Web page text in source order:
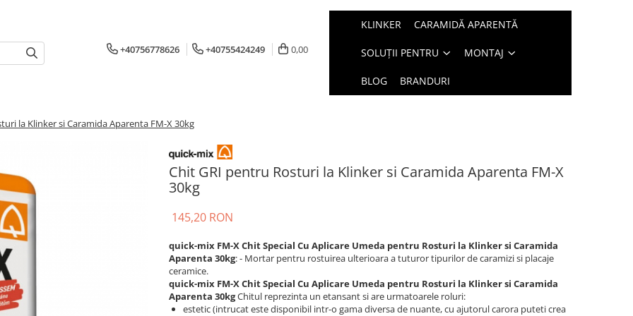
+40756778626 +40755424249 0,00
KLINKER CARAMIDĂ APARENTĂ
SOLUȚII PENTRU MONTAJ
BLOG BRANDURI
la Klinker si Caramida Aparenta FM-X 30kg
Chit GRI pentru Rosturi la Klinker si Caramida Aparenta FM-X
30kg
145,20 RON
quick-mix FM-X Chit Special Cu Aplicare Umeda pentru Rosturi la Klinker si Caramida
Aparenta 30kg: - Mortar pentru rostuirea ulterioara a tuturor tipurilor de caramizi si placaje
ceramice.
quick-mix FM-X Chit Special Cu Aplicare Umeda pentru Rosturi la Klinker si Caramida
Aparenta 30kgChitul reprezinta un etansant si are urmatoarele roluri:
estetic (intrucat este disponibil intr-o gama diversa de nuante, cu ajutorul carora puteti crea